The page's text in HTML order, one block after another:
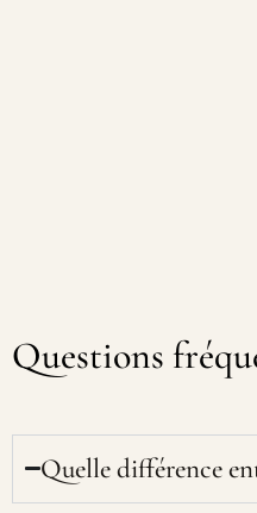
Questions
Quelle différence